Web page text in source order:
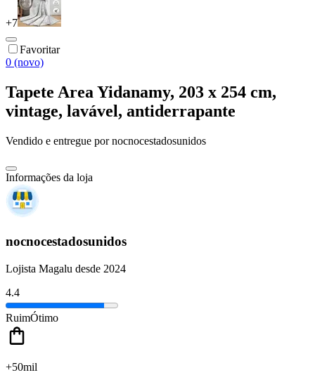
+7
Favoritar
0 (novo)
Tapete Area Yidanamy, 203 x 254 cm,
vintage, lavável, antiderrapante
Vendido e entregue por nocnocestadosunidos
Informações da loja
nocnocestadosunidos
Lojista Magalu desde 2024
4.4
RuimÓtimo
+50mil